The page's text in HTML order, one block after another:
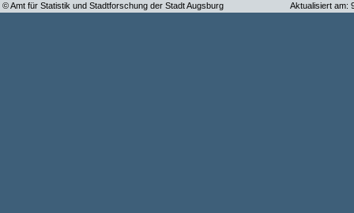
© Amt für Statistik und Stadtforschung der Stadt Augsburg Aktualisiert am: